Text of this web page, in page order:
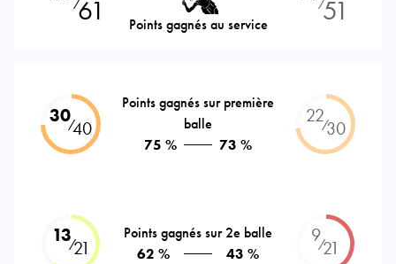
⁄61 Points gagnés au service
⁄51
30⁄40
Points gagnés sur première
balle
75 %
73 %
22⁄30
13⁄21
Points gagnés sur 2e balle
62 %
43 %
9⁄21